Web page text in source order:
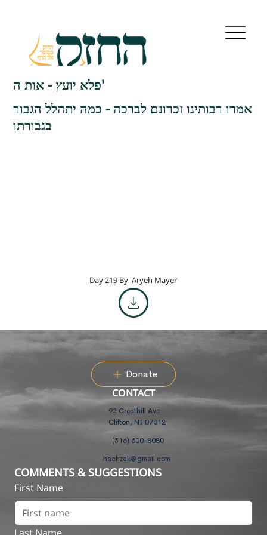
פלא יועץ - אות ה'
אמרו רבותינו זכרונם לברכה - כמה יתהלל הגבור
בגבורתו
Day 219 By Aryeh Mayer
Donate
CONTACT
92 Cresthill Ave
Clifton, NJ 07012
(516) 600-8080
hachzek@gmail.com
COMMENTS & SUGGESTIONS
First Name